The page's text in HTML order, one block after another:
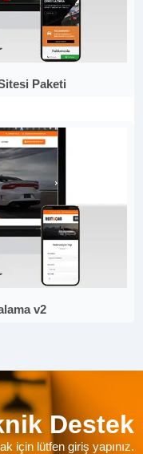
Paketi
v2
Destek
için lütfen giriş yapınız.